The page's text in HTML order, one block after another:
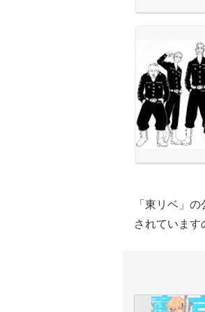
「東リベ」
されています